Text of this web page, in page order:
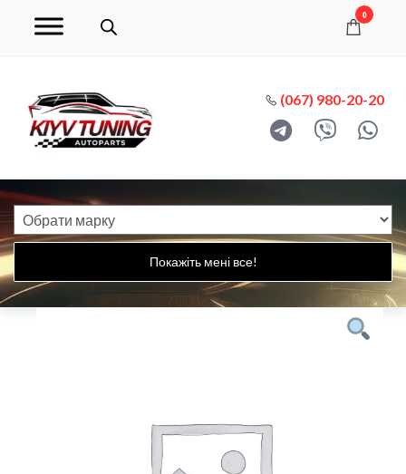
0
(067) 980-20-20
Покажіть мені все!